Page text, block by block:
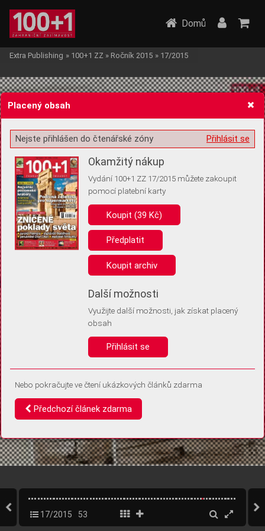
Žádost o souhlas s ukládáním volitelných informací
Pro základní fungování webu nepotřebujeme ukládat žádné informace
(tzv. cookies apod.). Rádi bychom vás ale požádali o souhlas s
uložením volitelných informací:
Anonymní unikátní ID
Díky němu příště poznáme, že se jedná o stejné zařízení, a
Identifikátor je zcela anonymní.
Vaše souhlasy a odmítnutí si ukládáme do vašeho zařízení, abychom se
vás už příště znovu neptali. Můžete je kdykoli později upravit ve Správě
Domů
Extra Publishing » 100+1 ZZ » Ročník 2015 » 17/2015
17/2015 53
Placený obsah
Přihlásit se
Nejste přihlášen do čtenářské zóny
Okamžitý nákup
Vydání 100+1 ZZ 17/2015 můžete zakoupit
pomocí platební karty
Koupit (39 Kč)
Předplatit
Koupit archiv
Další možnosti
Využijte další možnosti, jak získat placený
obsah
Přihlásit se
Nebo pokračujte ve čtení ukázkových článků zdarma
Předchozí článek zdarma